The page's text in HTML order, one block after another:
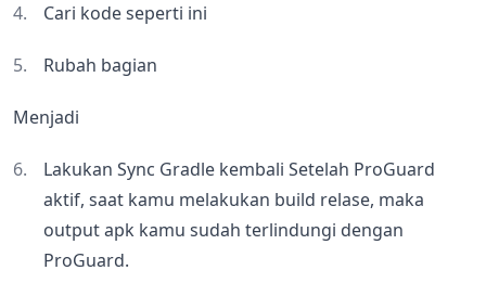
Cari kode seperti ini
Rubah bagian
Menjadi
Lakukan Sync Gradle kembali Setelah ProGuard
aktif, saat kamu melakukan build relase, maka
output apk kamu sudah terlindungi dengan
ProGuard.